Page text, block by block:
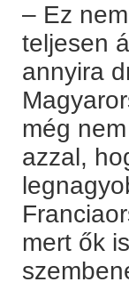
– Ez
teljesen
annyira
még
azzal,
mert ők